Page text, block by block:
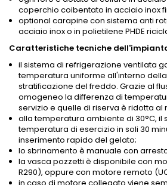
coperchio coibentato in acciaio inox
optional carapine con sistema anti
acciaio inox o in polietilene PHDE
Caratteristiche tecniche
il sistema di refrigerazione ventilata
temperatura uniforme all'interno
stratificazione del freddo. Grazie al
omogeneo la differenza di
servizio e quelle di riserva è ridotta al
alla temperatura ambiente di 30°C, il
temperatura di esercizio in soli 30
inserimento rapido del gelato;
lo sbrinamento è manuale con
la vasca pozzetti è disponibile con
R290), oppure con motore remoto